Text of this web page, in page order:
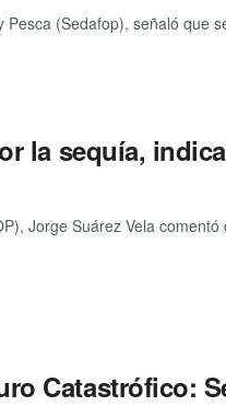
(Sedafop), señaló que
la sequía,
Jorge Suárez Vela
Catastrófico: